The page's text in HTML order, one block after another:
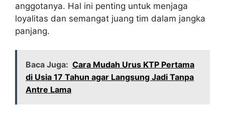
anggotanya. Hal ini penting untuk menjaga
loyalitas dan semangat juang tim dalam jangka
panjang.
Baca Juga: Cara Mudah Urus KTP Pertama
di Usia 17 Tahun agar Langsung Jadi Tanpa
Antre Lama